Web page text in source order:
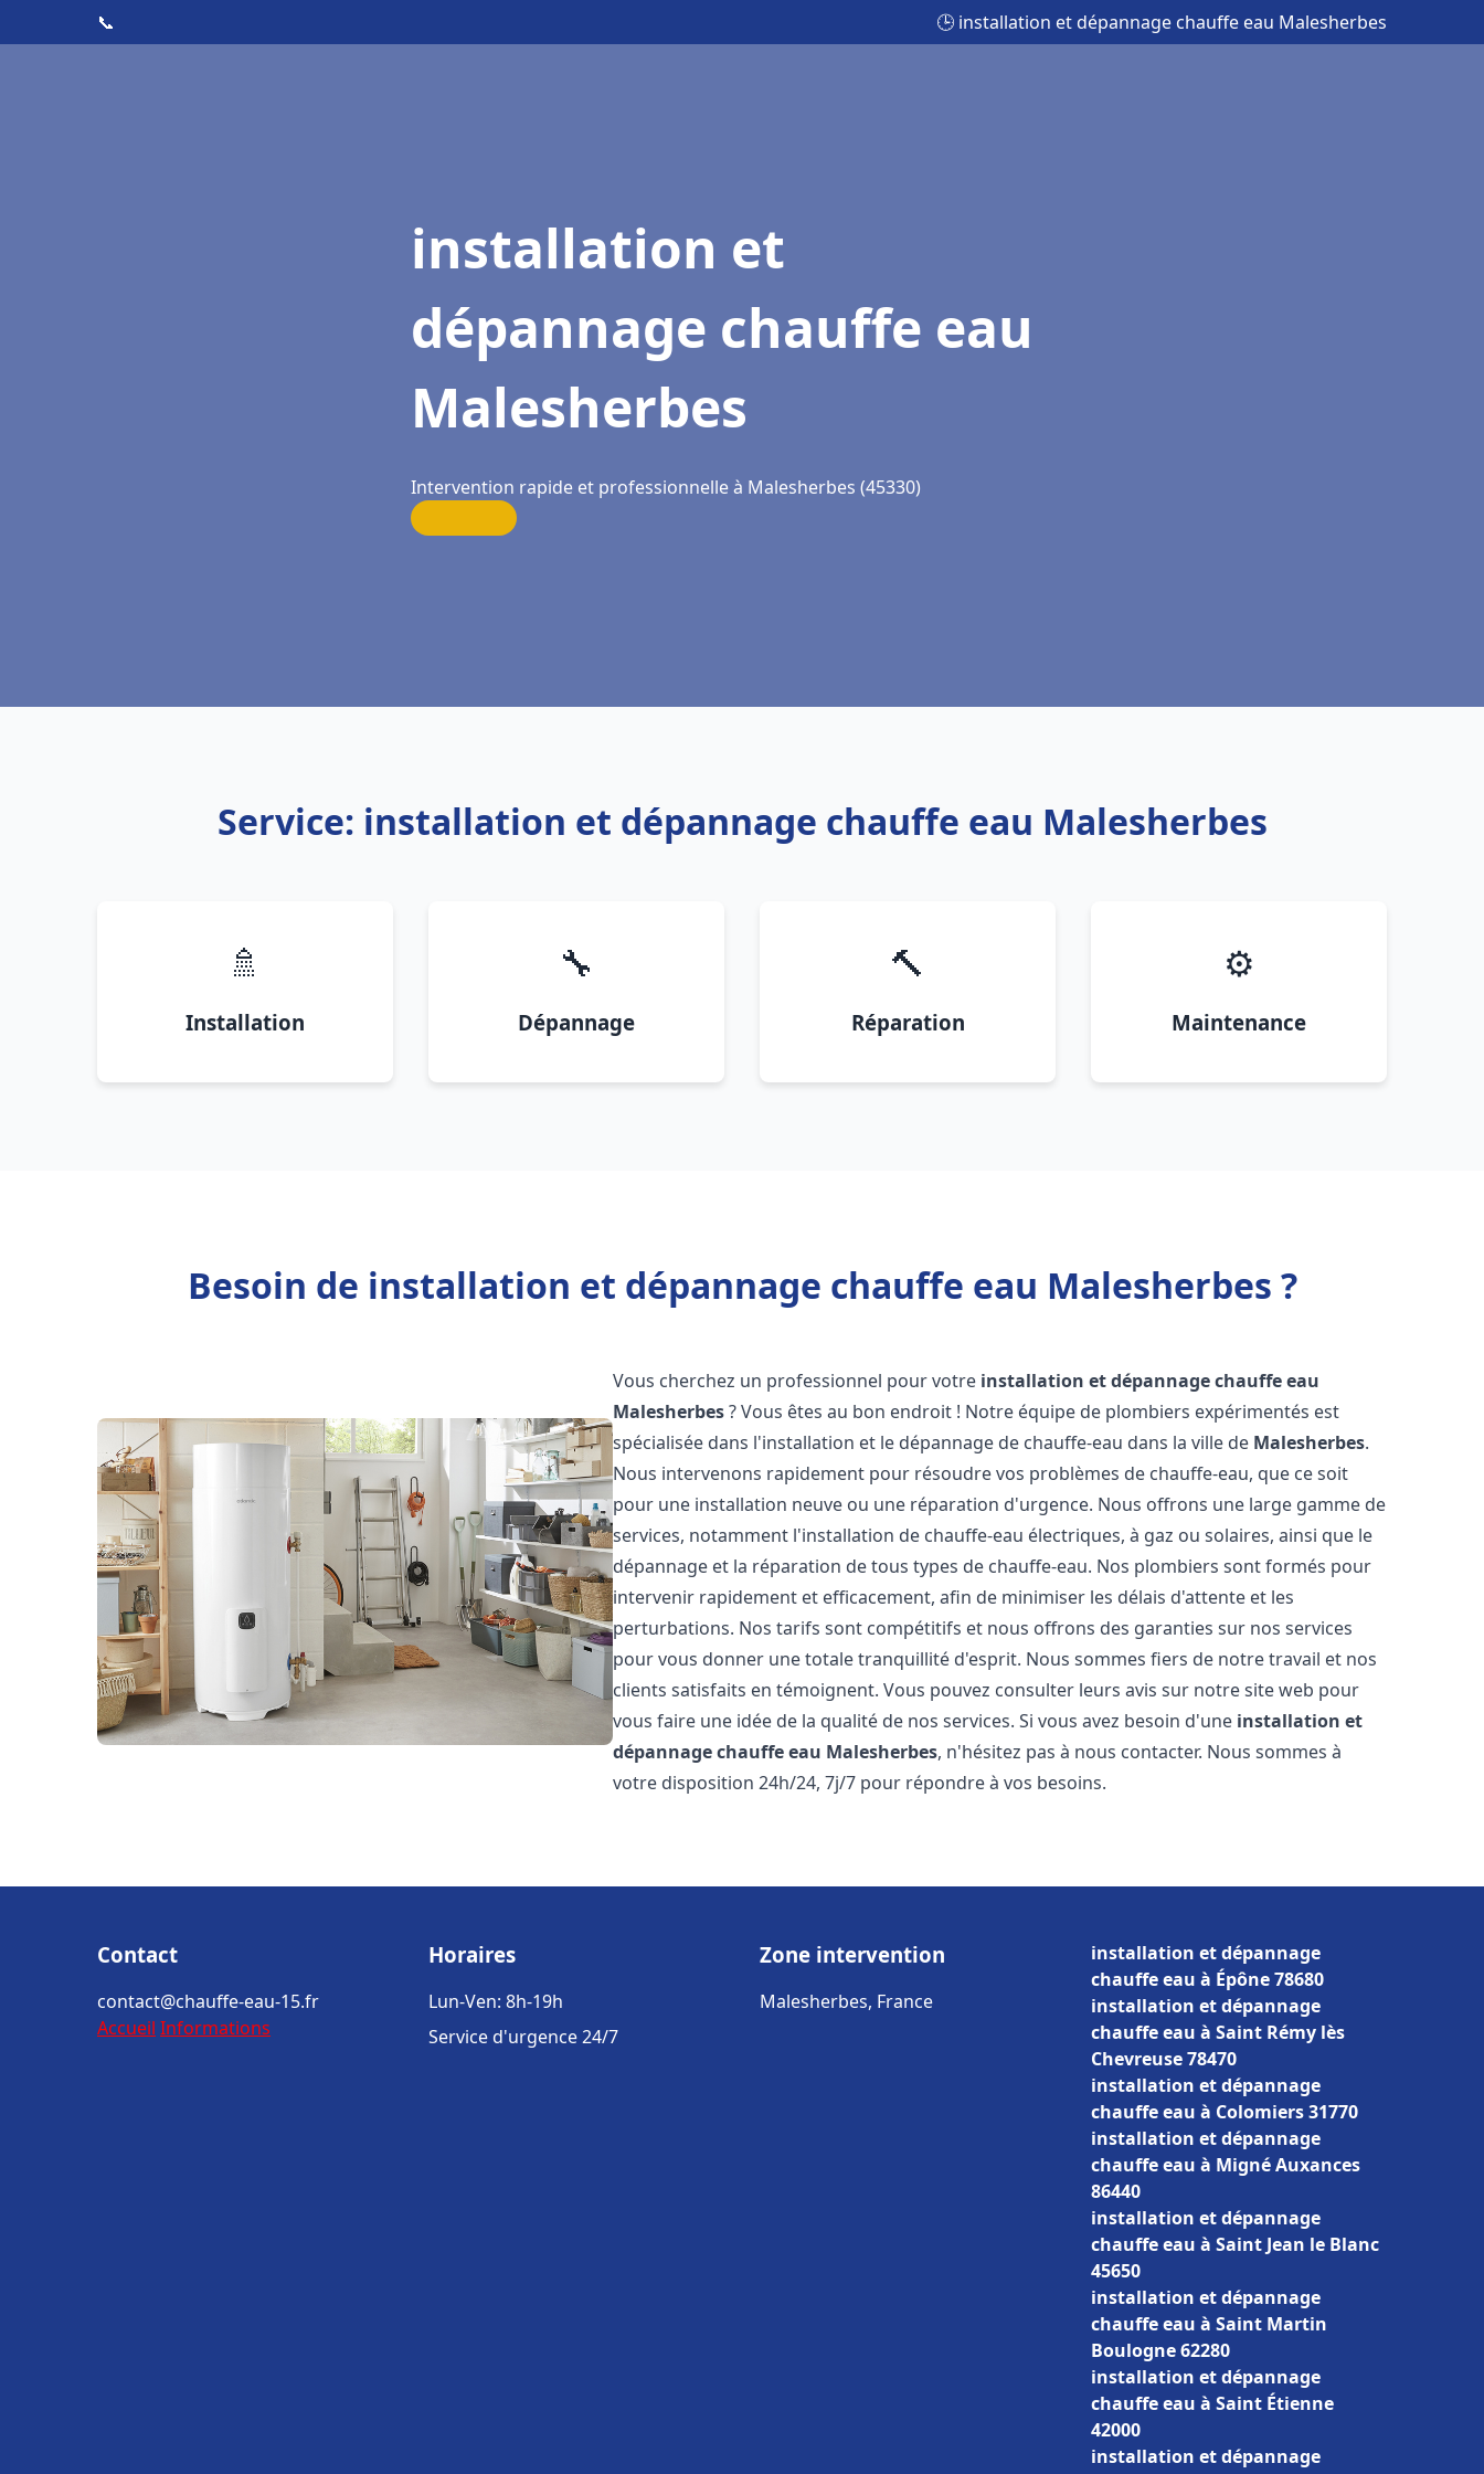
📞 🕒 installation et dépannage chauffe eau Malesherbes
installation et
dépannage chauffe eau
Malesherbes
Intervention rapide et professionnelle à Malesherbes (45330)
Service: installation et dépannage chauffe eau Malesherbes
🚿
Installation
🔧
Dépannage
🔨
Réparation
⚙️
Maintenance
Besoin de installation et dépannage chauffe eau Malesherbes ?
Vous cherchez un professionnel pour votre installation et dépannage chauffe eau
Malesherbes? Vous êtes au bon endroit ! Notre équipe de plombiers expérimentés est
spécialisée dans l'installation et le dépannage de chauffe-eau dans la ville de Malesherbes.
Nous intervenons rapidement pour résoudre vos problèmes de chauffe-eau, que ce soit
pour une installation neuve ou une réparation d'urgence. Nous offrons une large gamme de
services, notamment l'installation de chauffe-eau électriques, à gaz ou solaires, ainsi que le
dépannage et la réparation de tous types de chauffe-eau. Nos plombiers sont formés pour
intervenir rapidement et efficacement, afin de minimiser les délais d'attente et les
perturbations. Nos tarifs sont compétitifs et nous offrons des garanties sur nos services
pour vous donner une totale tranquillité d'esprit. Nous sommes fiers de notre travail et nos
clients satisfaits en témoignent. Vous pouvez consulter leurs avis sur notre site web pour
vous faire une idée de la qualité de nos services. Si vous avez besoin d'une installation et
dépannage chauffe eau Malesherbes, n'hésitez pas à nous contacter. Nous sommes à
votre disposition 24h/24, 7j/7 pour répondre à vos besoins.
Contact
contact@chauffe-eau-15.fr
Accueil Informations
Horaires
Lun-Ven: 8h-19h
Service d'urgence 24/7
Zone intervention
Malesherbes, France
installation et dépannage
chauffe eau à Épône 78680
installation et dépannage
chauffe eau à Saint Rémy lès
Chevreuse 78470
installation et dépannage
chauffe eau à Colomiers 31770
installation et dépannage
chauffe eau à Migné Auxances
86440
installation et dépannage
chauffe eau à Saint Jean le Blanc
45650
installation et dépannage
chauffe eau à Saint Martin
Boulogne 62280
installation et dépannage
chauffe eau à Saint Étienne
42000
installation et dépannage